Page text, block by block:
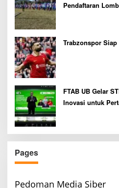
Pendaftaran
Trabzonspor
FTAB UB Gelar
Inovasi untuk
Pages
Pedoman Media Siber